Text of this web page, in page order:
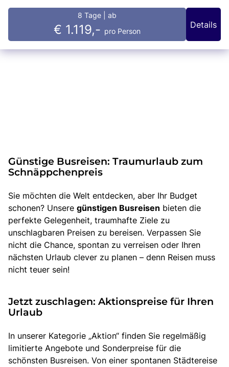
am Strand entspannen, die lokale Kultur erkunden oder sportlich aktiv sein
möchte, Caorle bietet für jeden etwas. Ein Badeaufenthalt hier verspricht
Erholung, Spaß und unvergessliche Momente.
8 Tage | ab
€ 1.119,- pro Person
Details
Günstige Busreisen: Traumurlaub zum
Schnäppchenpreis
Sie möchten die Welt entdecken, aber Ihr Budget
schonen? Unsere günstigen Busreisen bieten die
perfekte Gelegenheit, traumhafte Ziele zu
unschlagbaren Preisen zu bereisen. Verpassen Sie
nicht die Chance, spontan zu verreisen oder Ihren
nächsten Urlaub clever zu planen – denn Reisen muss
nicht teuer sein!
Jetzt zuschlagen: Aktionspreise für Ihren
Urlaub
In unserer Kategorie „Aktion“ finden Sie regelmäßig
limitierte Angebote und Sonderpreise für die
schönsten Busreisen. Von einer spontanen Städtereise